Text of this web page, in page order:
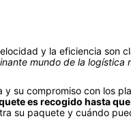
y la eficiencia son
mundo de la logística
y su compromiso con los
es recogido hasta
su paquete y cuándo